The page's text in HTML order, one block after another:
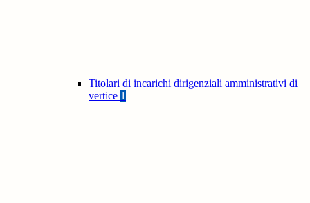
Titolari di incarichi dirigenziali amministrativi di
vertice 1